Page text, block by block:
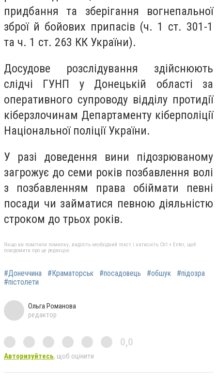
придбання та зберігання вогнепальної
зброї й бойових припасів (ч. 1 ст. 301-1
та ч. 1 ст. 263 КК України).
Досудове розслідування здійснюють
слідчі ГУНП у Донецькій області за
оперативного супроводу відділу протидії
кіберзлочинам Департаменту кіберполіції
Національної поліції України.
У разі доведення вини підозрюваному
загрожує до семи років позбавлення волі
з позбавленням права обіймати певні
посади чи займатися певною діяльністю
строком до трьох років.
Якщо ви помітили помилку, виділіть необхідний текст і натисніть Ctrl + Enter, щоб
повідомити про це редакцію
#Донеччина #Краматорськ #посадовець #обшук
#підозра
#пістолети
Ольга Романова
редактор
0,0
Авторизуйтесь, щоб оцінити